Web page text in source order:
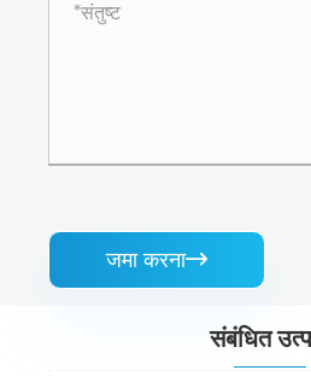
जमा करना
संबंधित